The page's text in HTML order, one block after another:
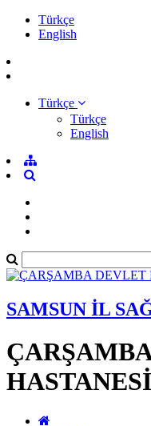
Türkçe
English
Türkçe
Türkçe
English
SAMSUN İL
HASTANESİ